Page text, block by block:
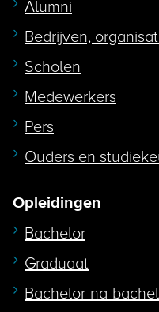
Alumni
Bedrijven,
Scholen
Medewerkers
Pers
Ouders en
Opleidingen
Bachelor
Graduaat
Bachelor-na-